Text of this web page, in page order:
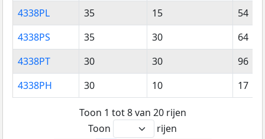
4338PL
35 15
54
4338PS
35 30
64
4338PT
30 30
96
4338PH
30 10 17
Toon 1 tot 8 van 20 rijen
Toon
rijen